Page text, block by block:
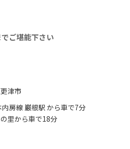
ご堪能下さい
津市
房線 巌根駅 から車で7分
里から車で18分